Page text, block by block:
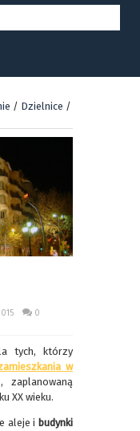
/ Dzielnice /
0
tych, którzy
w
zaplanowaną
XX wieku.
aleje i budynki